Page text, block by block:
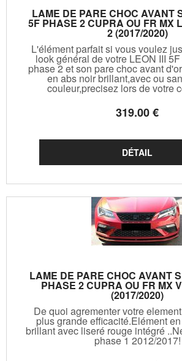
LAME DE PARE CHOC AVANT
5F PHASE 2 CUPRA OU FR MX
2 (2017/2020)
L'élément parfait si vous voulez
look général de votre LEON III
phase 2 et son pare choc avant
en abs noir brillant,avec ou
couleur,precisez lors de votre
319.00€
LAME DE PARE CHOC AVANT
PHASE 2 CUPRA OU FR MX
(2017/2020)
De quoi agrementer votre
plus grande efficacité.Elément
brillant avec liseré rouge intégré
phase 1 2012/2017!